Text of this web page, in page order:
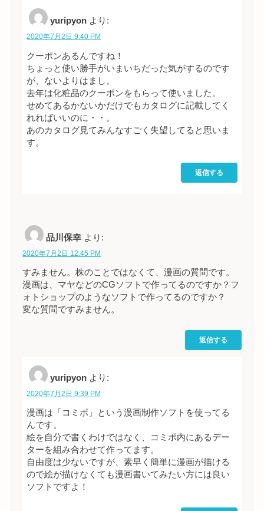
yuripyon より:
2020年7月2日 9:40 PM
クーポンあるんですね！
ちょっと使い勝手がいまいちだった気がするのです
が、ないよりはまし。
去年は化粧品のクーポンをもらって使いました。
せめてあるかないかだけでもカタログに記載してく
れればいいのに・・。
あのカタログ見てみんなすごく失望してると思いま
す。
返信する
品川保幸 より:
2020年7月2日 12:45 PM
すみません。株のことではなくて、漫画の質問です。
漫画は、マヤなどのCGソフトで作ってるのですか？フ
ォトショップのようなソフトで作ってるのですか？
変な質問ですみません。
返信する
yuripyon より:
2020年7月2日 9:39 PM
漫画は「コミポ」という漫画制作ソフトを使ってる
んです。
絵を自分で書くわけではなく、コミポ内にあるデー
ターを組み合わせて作ってます。
自由度は少ないですが、素早く簡単に漫画が描ける
ので絵が描けなくても漫画書いてみたい方には良い
ソフトですよ！